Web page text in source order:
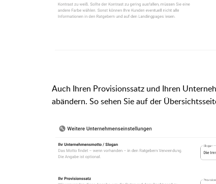
Auch Ihren Provisionssatz und Ihren
abändern. So sehen Sie auf der